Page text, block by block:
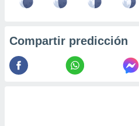
Compartir predicción